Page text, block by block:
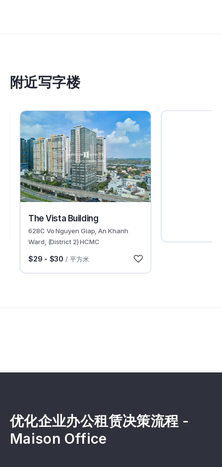
附近写字楼
The Vista Building
628C Vo Nguyen Giap, An Khanh
Ward, (District 2) HCMC
$29 - $30 / 平方米
优化企业办公租赁决策流程 -
Maison Office